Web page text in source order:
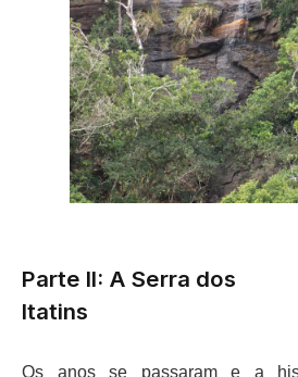
Parte II: A Serra dos
Itatins
Os anos se passaram e a